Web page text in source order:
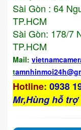
Sài Gòn : 64
TP.HCM
Sài Gòn: 178/7
TP.HCM
Mail:
t
Hotline: 0938
Mr,Hùng hỗ